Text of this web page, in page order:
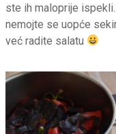
ste ih maloprije
nemojte se uopće
već radite salatu